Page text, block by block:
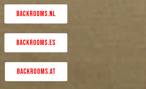
BACKROOMS.NL
BACKROOMS.ES
BACKROOMS.AT